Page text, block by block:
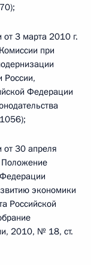
3 марта 2010 г.
при
России,
Федерации
от 30 апреля
экономики
Российской
2010, № 18, ст.